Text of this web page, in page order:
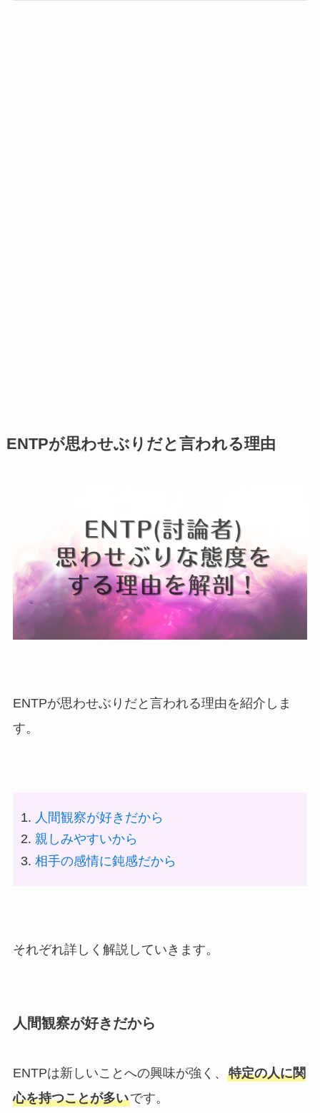
ENTPが思わせぶりだと言われる理由
ENTPが思わせぶりだと言われる理由を紹介しま
す。
人間観察が好きだから
親しみやすいから
相手の感情に鈍感だから
それぞれ詳しく解説していきます。
人間観察が好きだから
ENTPは新しいことへの興味が強く、 特定の人に関
心を持つことが多いです。